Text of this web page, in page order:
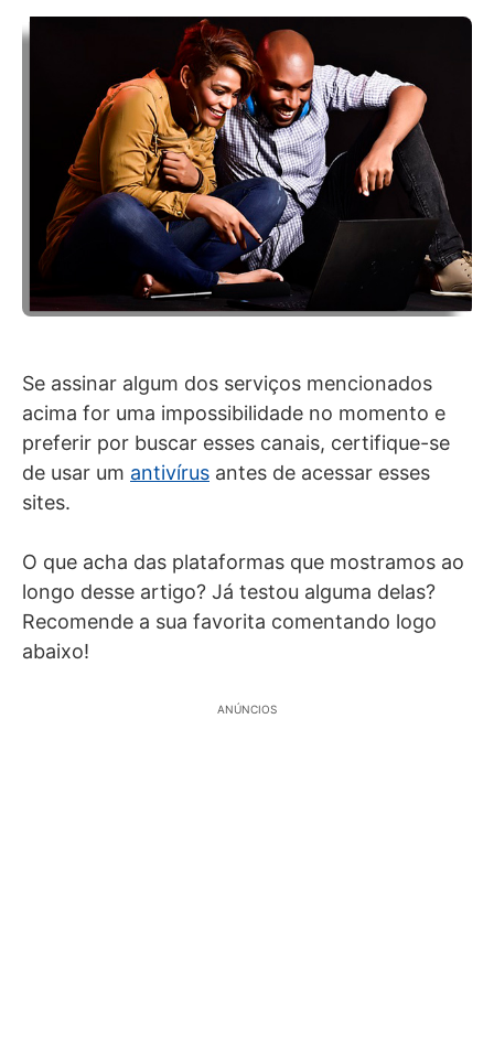
Se assinar algum dos serviços mencionados
acima for uma impossibilidade no momento e
preferir por buscar esses canais, certifique-se
de usar um antivírus antes de acessar esses
sites.
O que acha das plataformas que mostramos ao
longo desse artigo? Já testou alguma delas?
Recomende a sua favorita comentando logo
abaixo!
ANÚNCIOS